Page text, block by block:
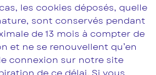
les cookies déposés, quelle
sont conservés pendant
de 13 mois à compter de
et ne se renouvellent qu’en
connexion sur notre site